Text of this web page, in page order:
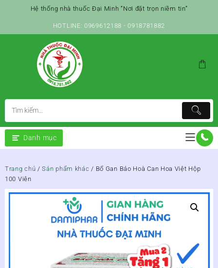
Hệ thống nhà thuốc Đại Minh “Nơi đặt trọn niềm tin”
HOTLINE: 0969612188 - 0918781882
Danh mục
Trang chủ /Sản phẩm khác / Bổ Gan Bảo Hoà Can Hoa Việt Hộp
100 Viên